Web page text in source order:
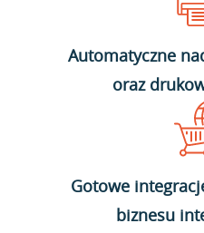
Automatyczne
oraz
Gotowe
biznesu